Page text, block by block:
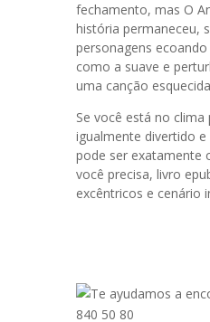
fechamento, mas O
história permaneceu,
personagens
como a suave e
uma canção
Se você está no
igualmente divertido
pode ser exatamente
você precisa, livro
excêntricos e cenário